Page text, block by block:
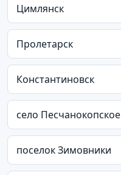
Цимлянск
Пролетарск
Константиновск
село Песчанокопское
поселок Зимовники